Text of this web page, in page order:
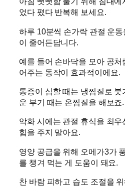
었다 폈다 반복해 보세요.
하루 10분씩 손가락 관절 운
이 줄어든답니다.
예를 들어 손바닥을 모아 공
어주는 동작이 효과적이에요.
통증이 심할 때는 냉찜질로
운 부기 때는 온찜질을 해보죠.
악화 시에는 관절 휴식을 최
힘을 주지 말아요.
영양 공급을 위해 오메가3가
를 챙겨 먹는 게 도움이 돼요.
찬 바람 피하고 습도 조절을